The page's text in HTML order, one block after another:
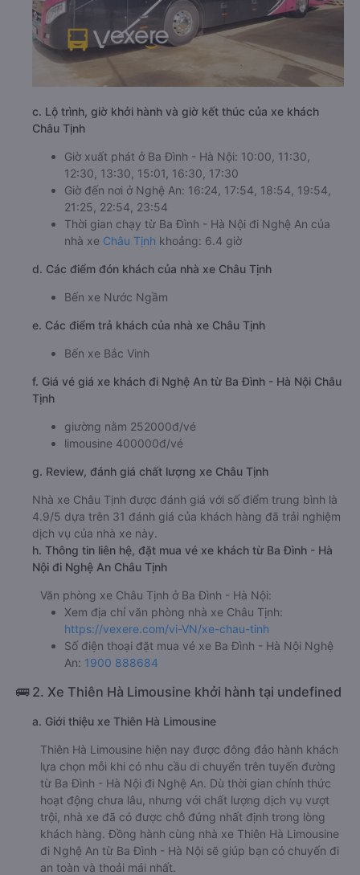
c. Lộ trình, giờ khởi hành và giờ kết thúc của xe khách
Châu Tịnh
Giờ xuất phát ở Ba Đình - Hà Nội: 10:00, 11:30,
12:30, 13:30, 15:01, 16:30, 17:30
Giờ đến nơi ở Nghệ An: 16:24, 17:54, 18:54, 19:54,
21:25, 22:54, 23:54
Thời gian chạy từ Ba Đình - Hà Nội đi Nghệ An của
nhà xe Châu Tịnh khoảng: 6.4 giờ
d. Các điểm đón khách của nhà xe Châu Tịnh
Bến xe Nước Ngầm
e. Các điểm trả khách của nhà xe Châu Tịnh
Bến xe Bắc Vinh
f. Giá vé giá xe khách đi Nghệ An từ Ba Đình - Hà Nội Châu
Tịnh
giường nằm 252000đ/vé
limousine 400000đ/vé
g. Review, đánh giá chất lượng xe Châu Tịnh
Nhà xe Châu Tịnh được đánh giá với số điểm trung bình là
4.9/5 dựa trên 31 đánh giá của khách hàng đã trải nghiệm
dịch vụ của nhà xe này.
h. Thông tin liên hệ, đặt mua vé xe khách từ Ba Đình - Hà
Nội đi Nghệ An Châu Tịnh
Văn phòng xe Châu Tịnh ở Ba Đình - Hà Nội:
Xem địa chỉ văn phòng nhà xe Châu Tịnh:
https://vexere.com/vi-VN/xe-chau-tinh
Số điện thoại đặt mua vé xe Ba Đình - Hà Nội Nghệ
An: 1900 888684
🚌 2. Xe Thiên Hà Limousine khởi hành tại undefined
a. Giới thiệu xe Thiên Hà Limousine
Thiên Hà Limousine hiện nay được đông đảo hành khách
lựa chọn mỗi khi có nhu cầu di chuyển trên tuyến đường
từ Ba Đình - Hà Nội đi Nghệ An. Dù thời gian chính thức
hoạt động chưa lâu, nhưng với chất lượng dịch vụ vượt
trội, nhà xe đã có được chỗ đứng nhất định trong lòng
khách hàng. Đồng hành cùng nhà xe Thiên Hà Limousine
đi Nghệ An từ Ba Đình - Hà Nội sẽ giúp bạn có chuyến đi
an toàn và thoải mái nhất.